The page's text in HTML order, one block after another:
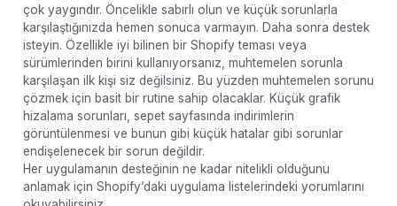
çok yaygındır. Öncelikle sabırlı olun ve küçük sorunlarla
karşılaştığınızda hemen sonuca varmayın. Daha sonra destek
isteyin. Özellikle iyi bilinen bir Shopify teması veya
sürümlerinden birini kullanıyorsanız, muhtemelen sorunla
karşılaşan ilk kişi siz değilsiniz. Bu yüzden muhtemelen sorunu
çözmek için basit bir rutine sahip olacaklar. Küçük grafik
hizalama sorunları, sepet sayfasında indirimlerin
görüntülenmesi ve bunun gibi küçük hatalar gibi sorunlar
endişelenecek bir sorun değildir.
Her uygulamanın desteğinin ne kadar nitelikli olduğunu
anlamak için Shopify’daki uygulama listelerindeki yorumlarını